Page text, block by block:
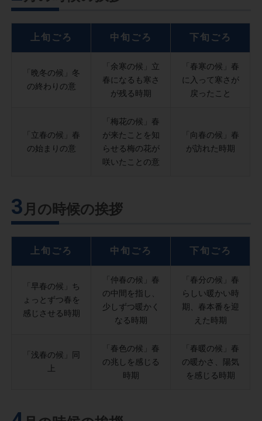
上旬ごろ 中旬ごろ 下旬ごろ
「晩冬の候」冬
の終わりの意
「余寒の候」立
春になるも寒さ
が残る時期
「春寒の候」春
に入って寒さが
戻ったこと
「立春の候」春
の始まりの意
「梅花の候」春
が来たことを知
らせる梅の花が
咲いたことの意
「向春の候」春
が訪れた時期
3 月の時候の挨拶
上旬ごろ 中旬ごろ 下旬ごろ
「早春の候」ち
ょっとずつ春を
感じさせる時期
「仲春の候」春
の中間を指し、
少しずつ暖かく
なる時期
「春分の候」春
らしい暖かい時
期、春本番を迎
えた時期
「浅春の候」同
「春色の候」春
の兆しを感じる
時期
「春暖の候」春
の暖かさ、陽気
を感じる時期